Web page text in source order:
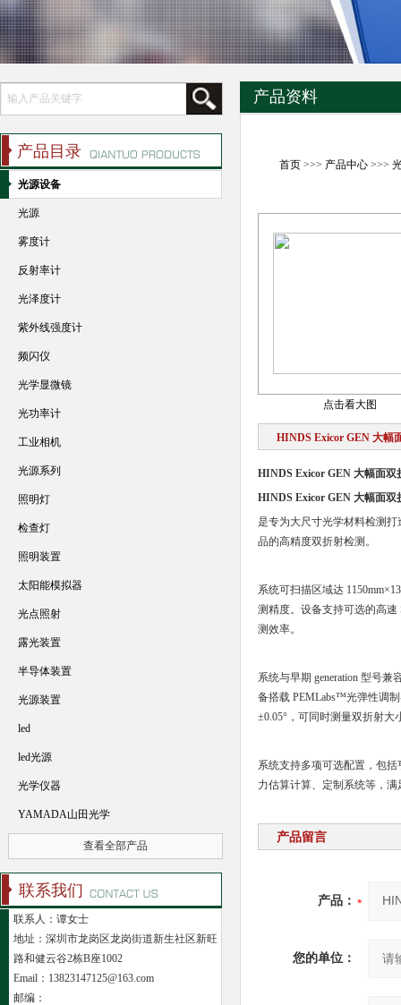
产品资料
首页>>> 产品中心>>>
点击看大图
HINDS Exicor GEN 大幅
HINDS Exicor GEN 大幅面双
HINDS Exicor GEN 大幅面双
是专为大尺寸光学材料检测
品的高精度双折射检测。
系统可扫描区域达
测精度。设备支持可选的高
测效率。
系统与早期 generation 型号
备搭载 PEMLabs™光弹性调
±0.05°，可同时测量双折射
系统支持多项可选配置，包
力估算计算、定制系统等，
产品留言
产品：
您的单位：
产品目录
光源设备
光源
雾度计
反射率计
光泽度计
紫外线强度计
频闪仪
光学显微镜
光功率计
工业相机
光源系列
照明灯
检查灯
照明装置
太阳能模拟器
光点照射
露光装置
半导体装置
光源装置
led
led光源
光学仪器
YAMADA山田光学
查看全部产品
联系我们
联系人：谭女士
地址：深圳市龙岗区龙岗街道新生社区新旺
路和健云谷2栋B座1002
Email：13823147125@163.com
邮编：